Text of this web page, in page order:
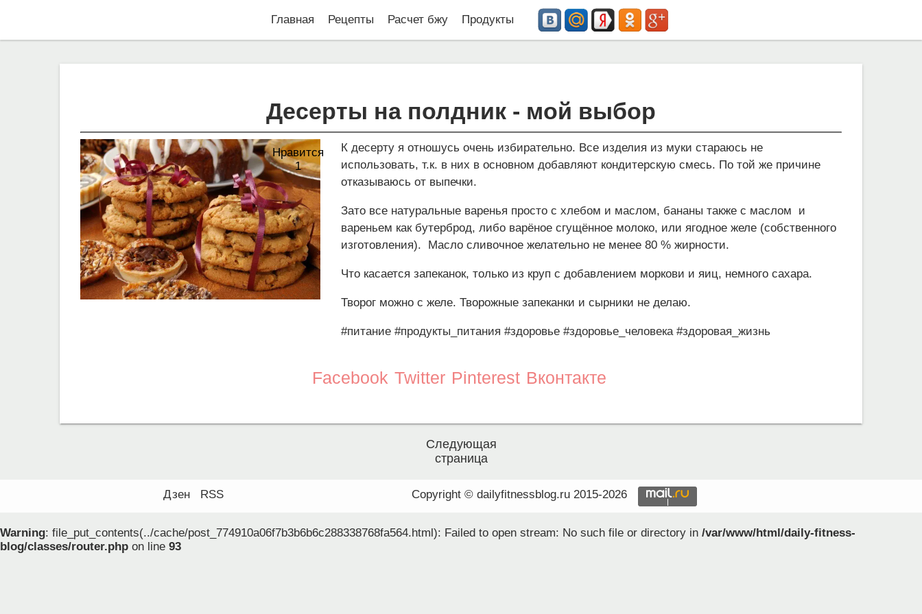
Главная Рецепты Расчет бжу Продукты
Десерты на полдник - мой выбор
Нравится
1
К десерту я отношусь очень избирательно. Все изделия из муки стараюсь не
использовать, т.к. в них в основном добавляют кондитерскую смесь. По той же причине
отказываюсь от выпечки.
Зато все натуральные варенья просто с хлебом и маслом, бананы также с маслом и
вареньем как бутерброд, либо варёное сгущённое молоко, или ягодное желе (собственного
изготовления). Масло сливочное желательно не менее 80 % жирности.
Что касается запеканок, только из круп с добавлением моркови и яиц, немного сахара.
Творог можно с желе. Творожные запеканки и сырники не делаю.
#питание #продукты_питания #здоровье #здоровье_человека #здоровая_жизнь
Facebook Twitter Pinterest Вконтакте
Следующая
страница
Дзен RSS Copyright © dailyfitnessblog.ru 2015-2026
Warning: file_put_contents(../cache/post_774910a06f7b3b6b6c288338768fa564.html): Failed to open stream: No such file or directory in /var/www/html/daily-fitness-
blog/classes/router.php on line 93